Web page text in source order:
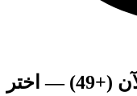
أرقام ألمانية مؤقتة نشطة الآن (+49) — اختر